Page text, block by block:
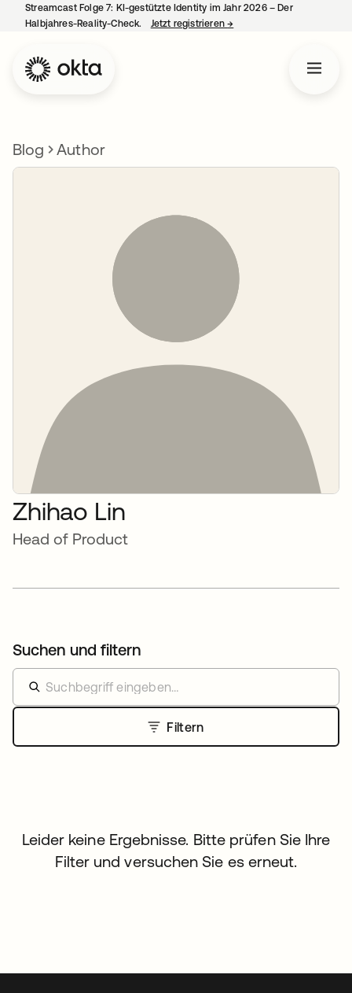
Streamcast Folge 7: KI-gestützte Identity im Jahr 2026 – Der
Halbjahres-Reality-Check.
Jetzt registrieren→
Blog Author
Zhihao Lin
Head of Product
Suchen und filtern
Filtern
Leider keine Ergebnisse. Bitte prüfen Sie Ihre
Filter und versuchen Sie es erneut.